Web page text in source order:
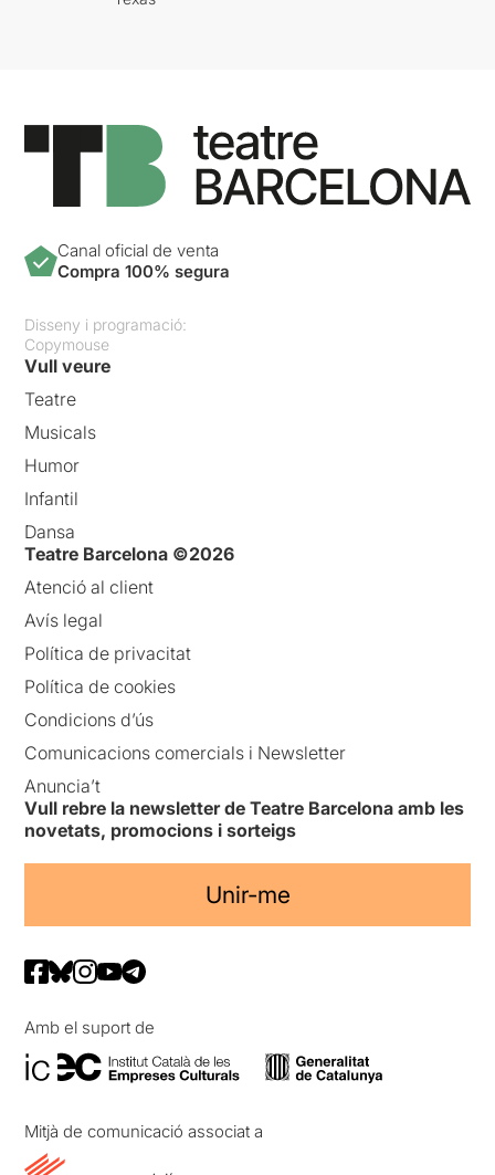
Canal oficial de venta
Compra 100% segura
Disseny i programació:
Copymouse
Vull veure
Teatre
Musicals
Humor
Infantil
Dansa
Teatre Barcelona ©2026
Atenció al client
Avís legal
Política de privacitat
Política de cookies
Condicions d’ús
Comunicacions comercials i Newsletter
Anuncia’t
Vull rebre la newsletter de Teatre Barcelona amb les
novetats, promocions i sorteigs
Unir-me
Amb el suport de
Mitjà de comunicació associat a